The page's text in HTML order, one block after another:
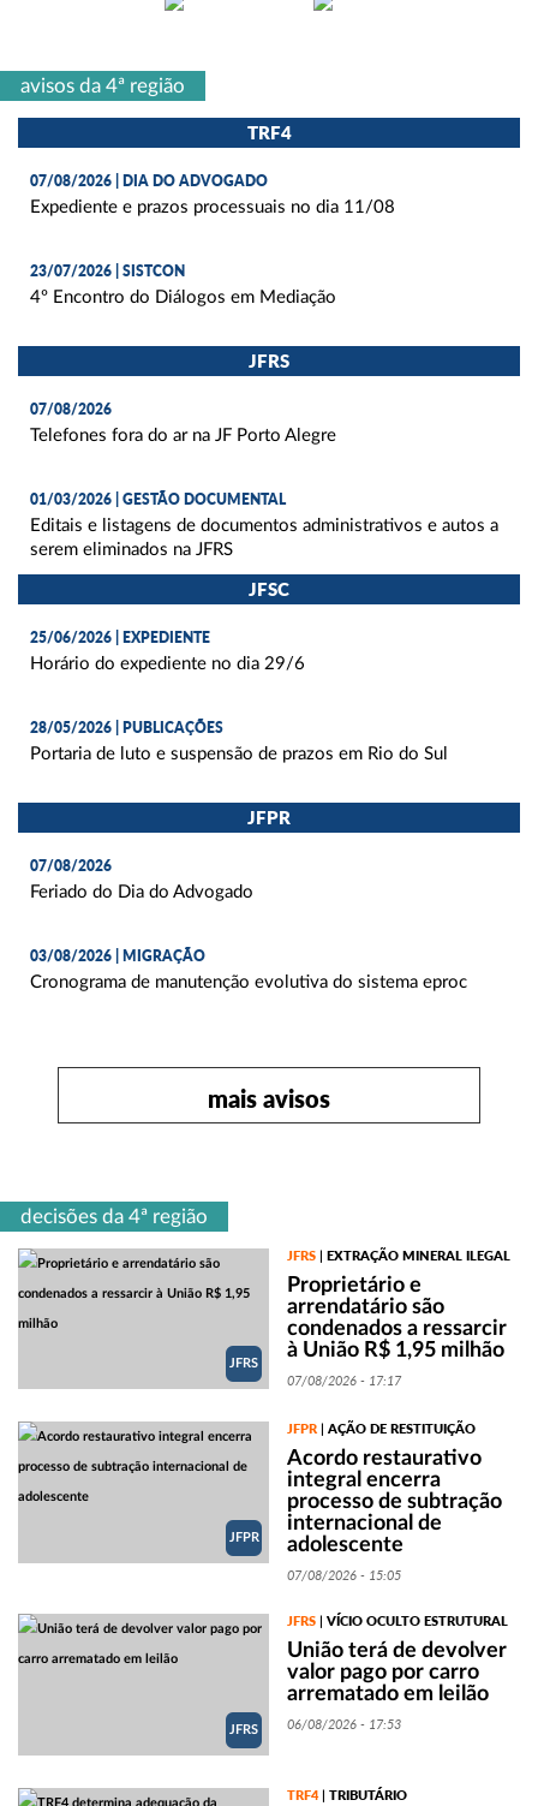
avisos da 4ª região
TRF4
07/08/2026 | DIA DO ADVOGADO
Expediente e prazos processuais no dia 11/08
23/07/2026 | SISTCON
4º Encontro do Diálogos em Mediação
JFRS
07/08/2026
Telefones fora do ar na JF Porto Alegre
01/03/2026 | GESTÃO DOCUMENTAL
Editais e listagens de documentos administrativos e autos a
serem eliminados na JFRS
JFSC
25/06/2026 | EXPEDIENTE
Horário do expediente no dia 29/6
28/05/2026 | PUBLICAÇÕES
Portaria de luto e suspensão de prazos em Rio do Sul
JFPR
07/08/2026
Feriado do Dia do Advogado
03/08/2026 | MIGRAÇÃO
Cronograma de manutenção evolutiva do sistema eproc
mais avisos
decisões da 4ª região
JFRS
JFRS EXTRAÇÃO MINERAL ILEGAL
Proprietário e
arrendatário são
condenados a ressarcir
à União R$ 1,95 milhão
07/08/2026 - 17:17
JFPR
JFPR AÇÃO DE RESTITUIÇÃO
Acordo restaurativo
integral encerra
processo de subtração
internacional de
adolescente
07/08/2026 - 15:05
JFRS
JFRS VÍCIO OCULTO ESTRUTURAL
União terá de devolver
valor pago por carro
arrematado em leilão
06/08/2026 - 17:53
TRF4| TRIBUTÁRIO